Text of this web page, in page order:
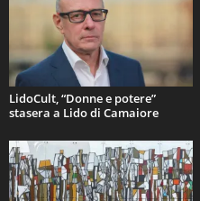
LidoCult, “Donne e potere”
stasera a Lido di Camaiore